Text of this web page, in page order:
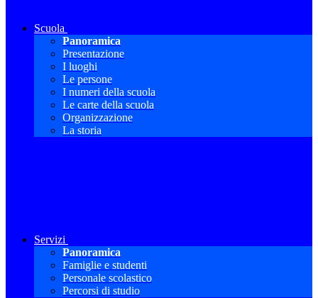
Scuola
Panoramica
Presentazione
I luoghi
Le persone
I numeri della scuola
Le carte della scuola
Organizzazione
La storia
Servizi
Panoramica
Famiglie e studenti
Personale scolastico
Percorsi di studio